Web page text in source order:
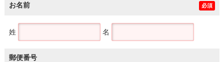
お名前 必須
姓 名
郵便番号